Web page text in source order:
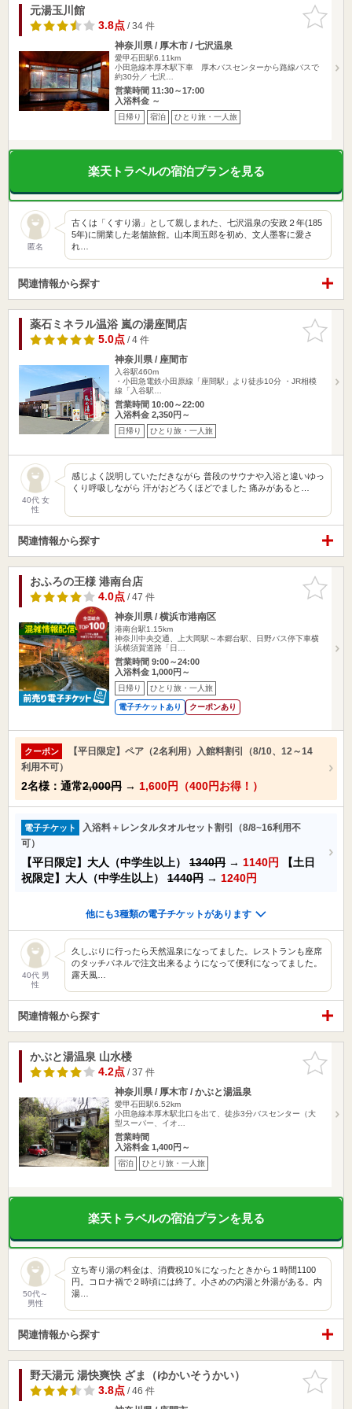
お気に入
りに追加
元湯玉川館
3.8点/ 34 件
神奈川県 / 厚木市 / 七沢温泉
愛甲石田駅6.11km
小田急線本厚木駅下車 厚木バスセンターから路線バスで
約30分／ 七沢…
営業時間 11:30～17:00
入浴料金 ～
日帰り 宿泊 ひとり旅・一人旅
楽天トラベルの宿泊プランを見る
匿名
古くは「くすり湯」として親しまれた、七沢温泉の安政２年(185
5年)に開業した老舗旅館。山本周五郎を初め、文人墨客に愛さ
れ…
関連情報から探す
お気に入
りに追加
薬石ミネラル温浴 嵐の湯座間店
5.0点/ 4 件
神奈川県 / 座間市
入谷駅460m
・小田急電鉄小田原線「座間駅」より徒歩10分 ・JR相模
線「入谷駅…
営業時間 10:00～22:00
入浴料金 2,350円～
日帰り ひとり旅・一人旅
40代 女
性
感じよく説明していただきながら 普段のサウナや入浴と違いゆっ
くり呼吸しながら 汗がおどろくほどでました 痛みがあると…
関連情報から探す
お気に入
りに追加
おふろの王様 港南台店
4.0点/ 47 件
神奈川県 / 横浜市港南区
港南台駅1.15km
神奈川中央交通、上大岡駅～本郷台駅、日野バス停下車横
浜横須賀道路「日…
営業時間 9:00～24:00
入浴料金 1,000円～
日帰り ひとり旅・一人旅
電子チケットあり クーポンあり
クーポン
【平日限定】ペア（2名利用）入館料割引（8/10、12～14
利用不可）
2名様：通常2,000円 → 1,600円（400円お得！）
電子チケット
入浴料＋レンタルタオルセット割引（8/8~16利用不
可）
【平日限定】大人（中学生以上） 1340円 → 1140円
【土日
祝限定】大人（中学生以上） 1440円 → 1240円
他にも3種類の電子チケットがあります
40代 男
性
久しぶりに行ったら天然温泉になってました。レストランも座席
のタッチパネルで注文出来るようになって便利になってました。
露天風…
関連情報から探す
お気に入
りに追加
かぶと湯温泉 山水楼
4.2点/ 37 件
神奈川県 / 厚木市 / かぶと湯温泉
愛甲石田駅6.52km
小田急線本厚木駅北口を出て、徒歩3分バスセンター（大
型スーパー、イオ…
営業時間
入浴料金 1,400円～
宿泊 ひとり旅・一人旅
楽天トラベルの宿泊プランを見る
50代～
男性
立ち寄り湯の料金は、消費税10％になったときから１時間1100
円。コロナ禍で２時頃には終了。小さめの内湯と外湯がある。内
湯…
関連情報から探す
お気に入
りに追加
野天湯元 湯快爽快 ざま（ゆかいそうかい）
3.8点/ 46 件